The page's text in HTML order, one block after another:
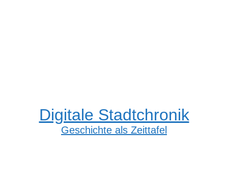
Digitale Stadtchronik
Geschichte als Zeittafel